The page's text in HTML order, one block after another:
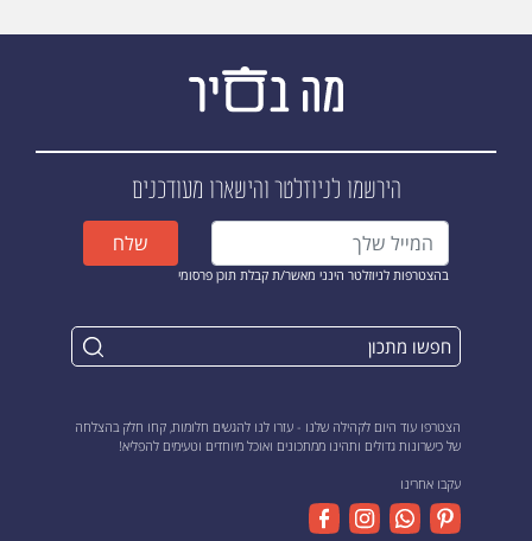
הירשמו לניוזלטרוהישארו מעודכנים
בהצטרפות לניוזלטר הינני מאשר/ת קבלת תוכן פרסומי
שלח
הצטרפו עוד היום לקהילה שלנו - עזרו לנו להגשים חלומות, קחו חלק בהצלחה
של כישרונות גדולים ותהינו ממתכונים ואוכל מיוחדים וטעימים להפליא!
עקבו אחרינו